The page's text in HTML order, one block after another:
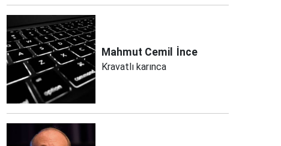
Mahmut Cemil İnce
Kravatlı karınca